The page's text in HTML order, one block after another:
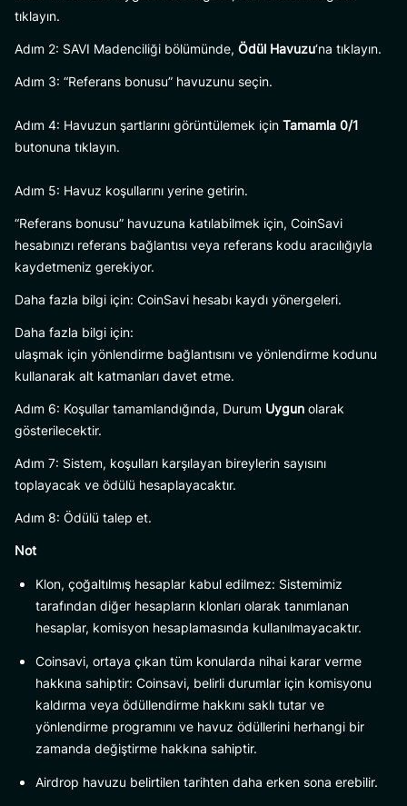
tıklayın.
Adım 2: SAVI Madenciliği bölümünde, Ödül Havuzu‘na tıklayın.
Adım 3: “Referans bonusu” havuzunu seçin.
Adım 4: Havuzun şartlarını görüntülemek için Tamamla 0/1
butonuna tıklayın.
Adım 5: Havuz koşullarını yerine getirin.
“Referans bonusu” havuzuna katılabilmek için, CoinSavi
hesabınızı referans bağlantısı veya referans kodu aracılığıyla
kaydetmeniz gerekiyor.
Daha fazla bilgi için: CoinSavi hesabı kaydı yönergeleri.
Daha fazla bilgi için:
ulaşmak için yönlendirme bağlantısını ve yönlendirme kodunu
kullanarak alt katmanları davet etme.
Adım 6: Koşullar tamamlandığında, Durum Uygun olarak
gösterilecektir.
Adım 7: Sistem, koşulları karşılayan bireylerin sayısını
toplayacak ve ödülü hesaplayacaktır.
Adım 8: Ödülü talep et.
Not
Klon, çoğaltılmış hesaplar kabul edilmez: Sistemimiz
tarafından diğer hesapların klonları olarak tanımlanan
hesaplar, komisyon hesaplamasında kullanılmayacaktır.
Coinsavi, ortaya çıkan tüm konularda nihai karar verme
hakkına sahiptir: Coinsavi, belirli durumlar için komisyonu
kaldırma veya ödüllendirme hakkını saklı tutar ve
yönlendirme programını ve havuz ödüllerini herhangi bir
zamanda değiştirme hakkına sahiptir.
Airdrop havuzu belirtilen tarihten daha erken sona erebilir.